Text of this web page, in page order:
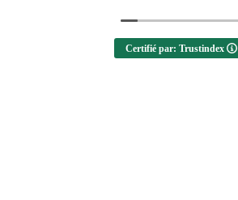
profondes et efficaces.
Certifié par: Trustindex